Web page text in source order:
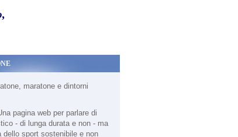
maratone e dintorni
pagina web per parlare di
- di lunga durata e non - ma
dello sport sostenibile e non